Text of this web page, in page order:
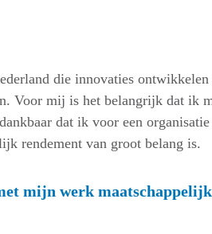
die innovaties
Voor mij is het belangrijk dat ik
dat ik voor een
rendement van groot belang is.
mijn werk